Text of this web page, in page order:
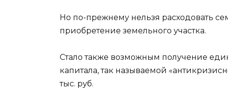
Но по-прежнему нельзя расходовать
приобретение земельного участка.
Стало также возможным получение
капитала, так называемой
тыс. руб.